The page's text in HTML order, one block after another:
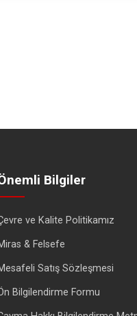
Bilgiler
ve Kalite Politikamız
& Felsefe
Satış Sözleşmesi
Bilgilendirme Formu